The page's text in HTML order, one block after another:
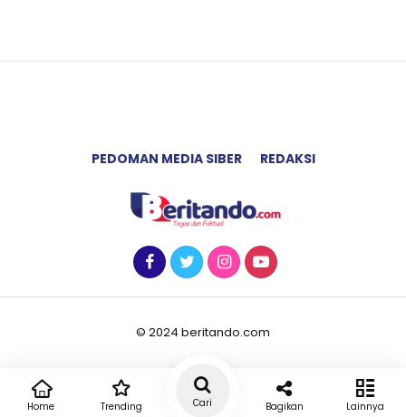
PEDOMAN MEDIA SIBER REDAKSI
© 2024 beritando.com
Home Trending Cari Bagikan Lainnya